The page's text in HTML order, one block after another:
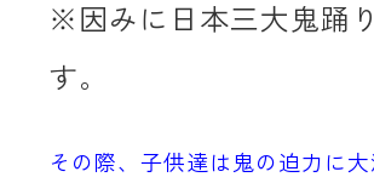
※因みに日本三大鬼踊
す。
その際、子供達は鬼の迫力に大